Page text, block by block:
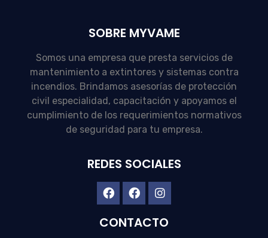
SOBRE MYVAME
Somos una empresa que presta servicios de
mantenimiento a extintores y sistemas contra
incendios. Brindamos asesorías de protección
civil especialidad, capacitación y apoyamos el
cumplimiento de los requerimientos normativos
de seguridad para tu empresa.
REDES SOCIALES
CONTACTO